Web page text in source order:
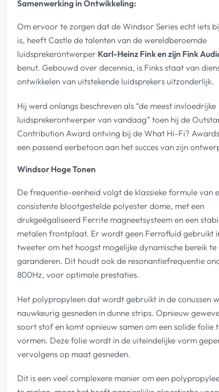
Samenwerking in Ontwikkeling:
Om ervoor te zorgen dat de Windsor Series echt iets
is, heeft Castle de talenten van de wereldberoemde
luidsprekerontwerper Karl-Heinz Fink en zijn Fink
benut. Gebouwd over decennia, is Finks staat van
ontwikkelen van uitstekende luidsprekers uitzonderlijk.
Hij werd onlangs beschreven als “de meest invloedrijke
luidsprekerontwerper van vandaag” toen hij de
Contribution Award ontving bij de What Hi-Fi?
een passend eerbetoon aan het succes van zijn
Windsor Hoge Tonen
De frequentie-eenheid volgt de klassieke formule van
consistente blootgestelde polyester dome, met een
drukgeëgaliseerd Ferrite magneetsysteem en een
metalen frontplaat. Er wordt geen Ferrofluid gebruikt
tweeter om het hoogst mogelijke dynamische bereik te
garanderen. Dit houdt ook de resonantiefrequentie
800Hz, voor optimale prestaties.
Het polypropyleen dat wordt gebruikt in de conussen
nauwkeurig gesneden in dunne strips. Opnieuw
soort stof en komt opnieuw samen om een solide folie
vormen. Deze folie wordt in de uiteindelijke vorm
vervolgens op maat gesneden.
Dit is een veel complexere manier om een